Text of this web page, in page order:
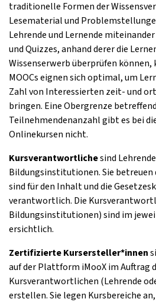
traditionelle Formen der
Lesematerial und
Lehrende und Lernende
und Quizzes, anhand derer die
Wissenserwerb überprüfen
MOOCs eignen sich optimal, um
Zahl von Interessierten zeit- und
bringen. Eine Obergrenze
Teilnehmendenanzahl gibt es bei
Onlinekursen nicht.
Kursverantwortlichesind
Bildungsinstitutionen. Sie betreuen
sind für den Inhalt und die
verantwortlich. Die
Bildungsinstitutionen) sind im
ersichtlich.
Zertifizierte Kursersteller*innen
auf der Plattform iMooX im Auftrag
Kursverantwortlichen (Lehrende
erstellen. Sie legen Kursbereiche